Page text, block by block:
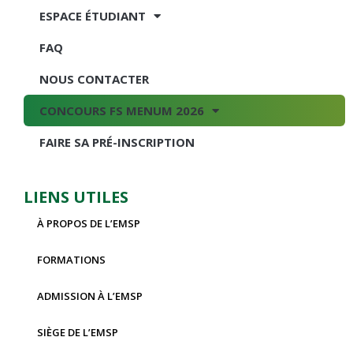
ESPACE ÉTUDIANT
FAQ
NOUS CONTACTER
CONCOURS FS MENUM 2026
FAIRE SA PRÉ-INSCRIPTION
LIENS UTILES
À PROPOS DE L’EMSP
FORMATIONS
ADMISSION À L’EMSP
SIÈGE DE L’EMSP